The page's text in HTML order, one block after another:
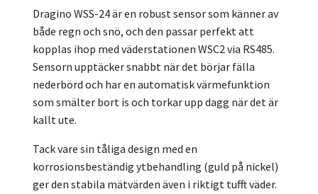
Dragino WSS-24 är en robust sensor som känner av
både regn och snö, och den passar perfekt att
kopplas ihop med väderstationen WSC2 via RS485.
Sensorn upptäcker snabbt när det börjar fälla
nederbörd och har en automatisk värmefunktion
som smälter bort is och torkar upp dagg när det är
kallt ute.
Tack vare sin tåliga design med en
korrosionsbeständig ytbehandling (guld på nickel)
ger den stabila mätvärden även i riktigt tufft väder.